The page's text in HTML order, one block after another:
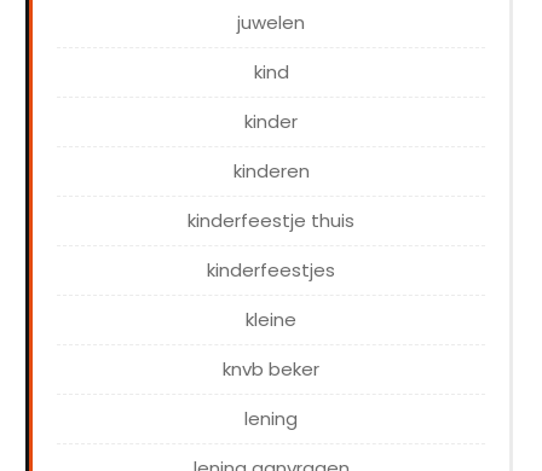
juwelen
kind
kinder
kinderen
kinderfeestje thuis
kinderfeestjes
kleine
knvb beker
lening